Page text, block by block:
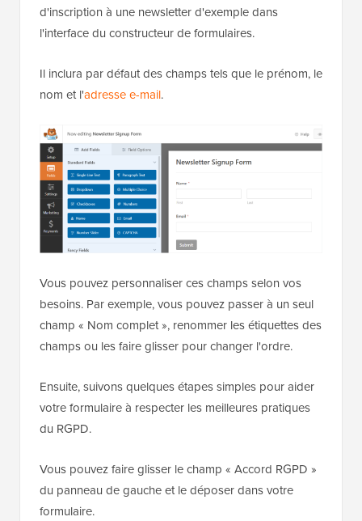
d'inscription à une newsletter d'exemple dans
l'interface du constructeur de formulaires.
Il inclura par défaut des champs tels que le prénom, le
nom et l'adresse e-mail.
Vous pouvez personnaliser ces champs selon vos
besoins. Par exemple, vous pouvez passer à un seul
champ « Nom complet », renommer les étiquettes des
champs ou les faire glisser pour changer l'ordre.
Ensuite, suivons quelques étapes simples pour aider
votre formulaire à respecter les meilleures pratiques
du RGPD.
Vous pouvez faire glisser le champ « Accord RGPD »
du panneau de gauche et le déposer dans votre
formulaire.